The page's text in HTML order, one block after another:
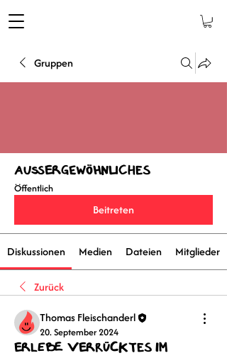
Gruppen
Außergewöhnliches
Öffentlich
Beitreten
Diskussionen Medien Dateien Mitglieder
Zurück
Thomas Fleischanderl
20. September 2024
Erlebe Verrücktes im